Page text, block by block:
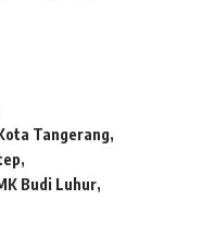
Tangerang
Budi Luhur